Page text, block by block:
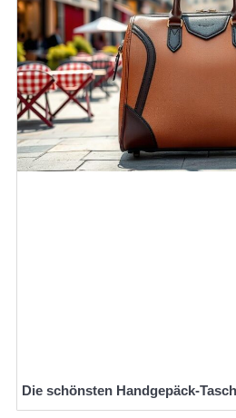
Die schönsten Handgepäck-